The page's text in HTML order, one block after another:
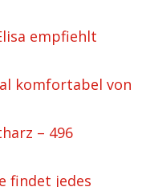
empfiehlt
komfortabel von
– 496
findet jedes